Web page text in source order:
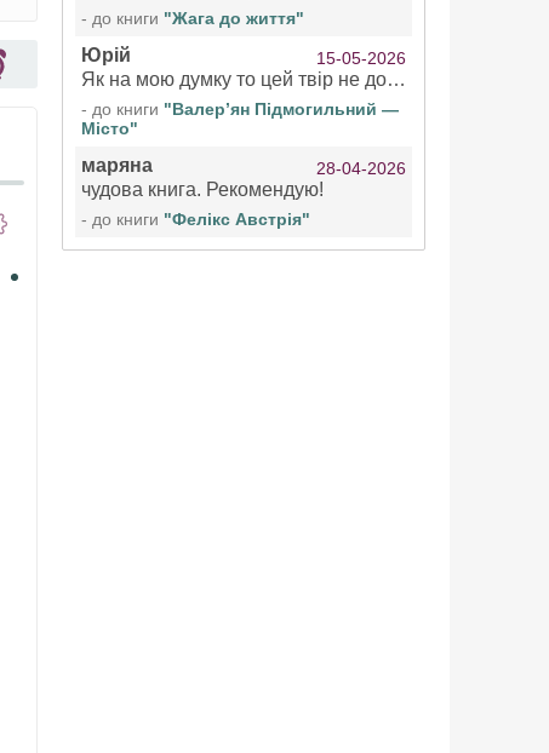
- до книги "Жага до життя"
Юрій 15-05-2026
Як на мою думку то цей твір не дотягує бути у топ 100 аудіокниг
- до книги "Валер’ян Підмогильний —
Місто"
маряна 28-04-2026
чудова книга. Рекомендую!
- до книги "Фелікс Австрія"